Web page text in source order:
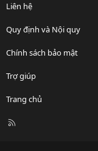
Liên hệ
Quy định và Nội quy
Chính sách bảo mật
Trợ giúp
Trang chủ
R